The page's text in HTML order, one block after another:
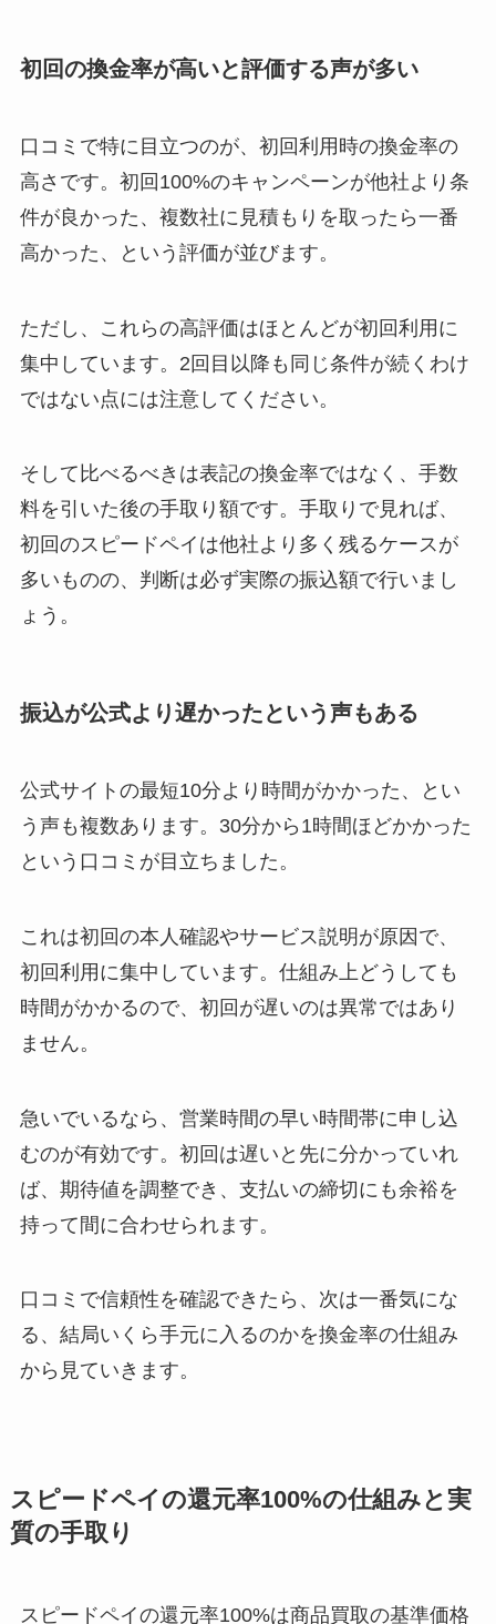
初回の換金率が高いと評価する声が多い
口コミで特に目立つのが、初回利用時の換金率の
高さです。初回100%のキャンペーンが他社より条
件が良かった、複数社に見積もりを取ったら一番
高かった、という評価が並びます。
ただし、これらの高評価はほとんどが初回利用に
集中しています。2回目以降も同じ条件が続くわけ
ではない点には注意してください。
そして比べるべきは表記の換金率ではなく、手数
料を引いた後の手取り額です。手取りで見れば、
初回のスピードペイは他社より多く残るケースが
多いものの、判断は必ず実際の振込額で行いまし
ょう。
振込が公式より遅かったという声もある
公式サイトの最短10分より時間がかかった、とい
う声も複数あります。30分から1時間ほどかかった
という口コミが目立ちました。
これは初回の本人確認やサービス説明が原因で、
初回利用に集中しています。仕組み上どうしても
時間がかかるので、初回が遅いのは異常ではあり
ません。
急いでいるなら、営業時間の早い時間帯に申し込
むのが有効です。初回は遅いと先に分かっていれ
ば、期待値を調整でき、支払いの締切にも余裕を
持って間に合わせられます。
口コミで信頼性を確認できたら、次は一番気にな
る、結局いくら手元に入るのかを換金率の仕組み
から見ていきます。
スピードペイの還元率100%の仕組みと実
質の手取り
スピードペイの還元率100%は商品買取の基準価格